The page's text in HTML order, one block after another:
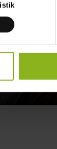
Course &